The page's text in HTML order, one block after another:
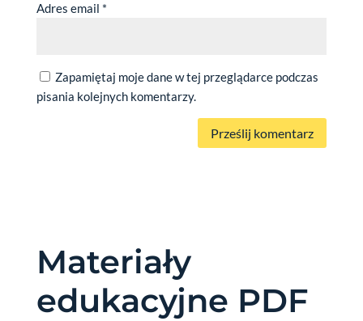
Adres email *
Zapamiętaj moje dane w tej przeglądarce podczas
pisania kolejnych komentarzy.
Materiały
edukacyjne PDF